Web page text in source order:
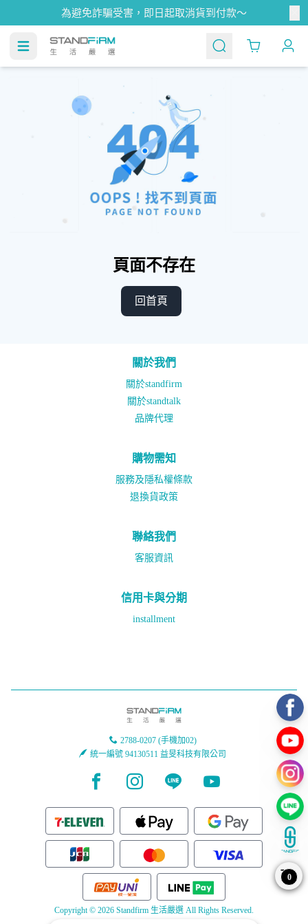
為避免詐騙受害，即日起取消貨到付款～
Cart
頁面不存在
回首頁
關於我們
關於standfirm
關於standtalk
品牌代理
購物需知
服務及隱私權條款
退換貨政策
聯絡我們
客服資訊
信用卡與分期
installment
2788-0207 (手機加02)
統一編號 94130511 益旻科技有限公司
Facebook pageInstagram page
Line pageYoutube page
Copyright © 2026 Standfirm 生活嚴選 All Rights Reserved.
0